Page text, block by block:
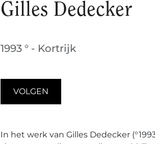
Gilles Dedecker
1993 ° - Kortrijk
VOLGEN
In het werk van Gilles Dedecker